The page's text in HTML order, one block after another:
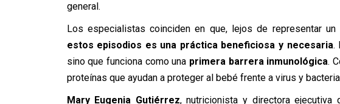
general.
Los especialistas coinciden en que, lejos de representar un
estos episodios es una práctica beneficiosa y necesaria.
sino que funciona como una primera barrera inmunológica.
proteínas que ayudan a proteger al bebé frente a virus y
Mary Eugenia Gutiérrez, nutricionista y directora ejecutiva